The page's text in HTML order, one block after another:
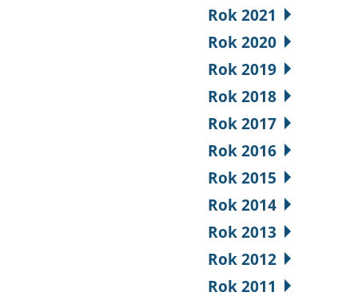
Rok 2021
Rok 2020
Rok 2019
Rok 2018
Rok 2017
Rok 2016
Rok 2015
Rok 2014
Rok 2013
Rok 2012
Rok 2011